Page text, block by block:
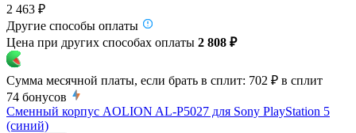
2 463 ₽
Другие способы оплаты
Цена при других способах оплаты 2 808 ₽
Сумма месячной платы, если брать в сплит: 702 ₽ в сплит
74 бонусов
Сменный корпус AOLION AL-P5027 для Sony PlayStation 5
(синий)